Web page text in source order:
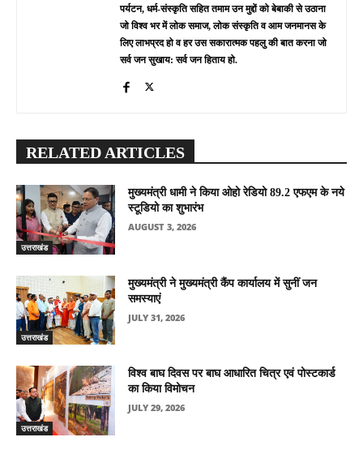
पर्यटन, धर्म-संस्कृति सहित तमाम उन मुद्दों को बेबाकी से उठाना
जो विश्व भर में लोक समाज, लोक संस्कृति व आम जनमानस के
लिए लाभप्रद हो व हर उस सकारात्मक पहलु की बात करना जो
सर्व जन सुखाय: सर्व जन हिताय हो.
RELATED ARTICLES
उत्तराखंड
मुख्यमंत्री धामी ने किया ओहो रेडियो 89.2 एफएम के नये
स्टूडियो का शुभारंभ
AUGUST 3, 2026
उत्तराखंड
मुख्यमंत्री ने मुख्यमंत्री कैंप कार्यालय में सुनीं जन
समस्याएं
JULY 31, 2026
उत्तराखंड
विश्व बाघ दिवस पर बाघ आधारित चित्र एवं पोस्टकार्ड
का किया विमोचन
JULY 29, 2026